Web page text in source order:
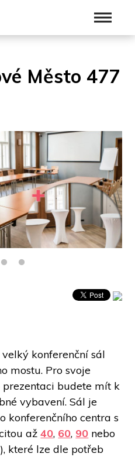
Město 477
konferenční sál
mostu. Pro svoje
prezentaci budete mít k
vybavení. Sál je
konferenčního centra s
až 40, 60, 90 nebo
které lze dle potřeb